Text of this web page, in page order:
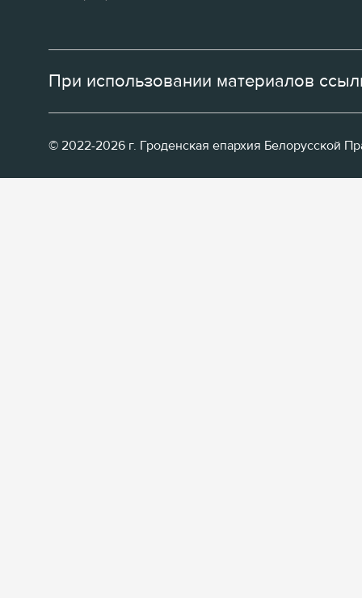
При использовании материалов
© 2022-2026 г. Гроденская епархия Белорусской